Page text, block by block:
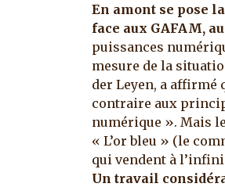
En amont se pose
face aux GAFAM,
puissances
mesure de la
der Leyen, a affirmé
contraire aux
numérique ». Mais
« L’or bleu » (le
qui vendent à
Un travail